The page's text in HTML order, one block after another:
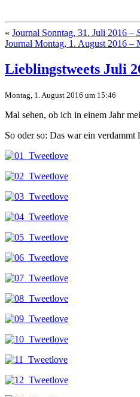
« Journal Sonntag, 31. Juli 2016 –
Journal Montag, 1. August 2016 –
Lieblingstweets Juli
Montag, 1. August 2016 um 15:46
Mal sehen, ob ich in einem Jahr
So oder so: Das war ein verdammt